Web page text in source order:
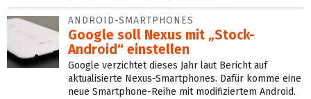
ANDROID-SMARTPHONES
Google soll Nexus mit „Stock-
Android“ einstellen
Google verzichtet dieses Jahr laut Bericht auf
aktualisierte Nexus-Smartphones. Dafür komme eine
neue Smartphone-Reihe mit modifiziertem Android.